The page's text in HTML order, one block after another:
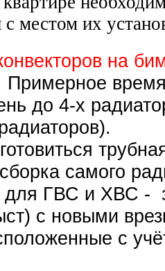
с местом их
на
Примерное
до 4-х
самого
для ГВС и ХВС -
с новыми
с